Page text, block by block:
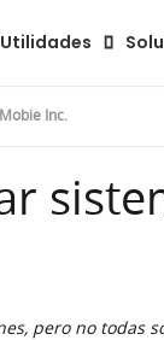
Utilidades
Guía
Inc.
pero no todas